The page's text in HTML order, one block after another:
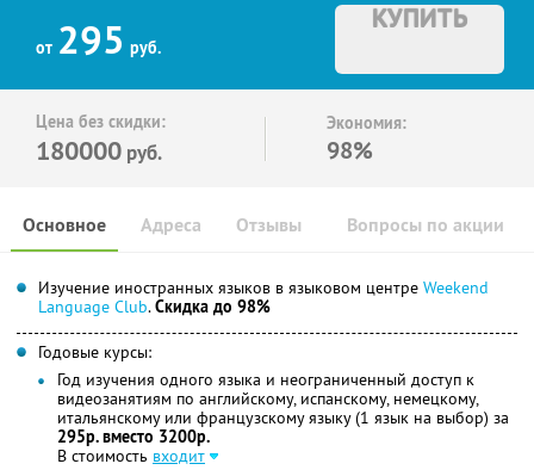
от 295 руб.
КУПИТЬ
Цена без скидки:
180000 руб.
Экономия:
98%
Основное Отзывы Вопросы по акции
Адреса
Изучение иностранных языков в языковом центре Weekend
Language Club.Скидка до 98%
Годовые курсы:
Год изучения одного языка и неограниченный доступ к
видеозанятиям по английскому, испанскому, немецкому,
итальянскому или французскому языку (1 язык на выбор) за
295р. вместо 3200р.
В стоимость входит